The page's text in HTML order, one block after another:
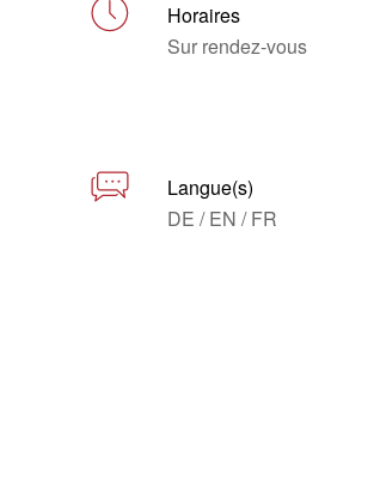
Horaires
Sur rendez-vous
Langue(s)
DE / EN / FR